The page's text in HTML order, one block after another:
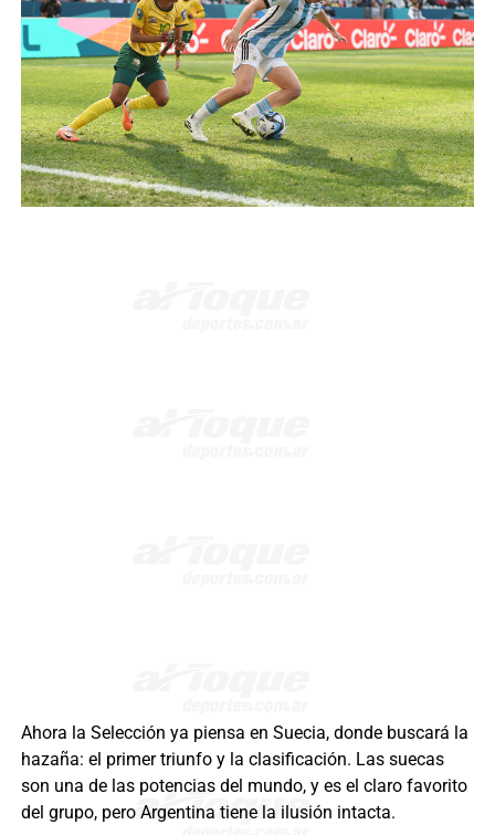
Ahora la Selección ya piensa en Suecia, donde buscará la
hazaña: el primer triunfo y la clasificación. Las suecas
son una de las potencias del mundo, y es el claro favorito
del grupo, pero Argentina tiene la ilusión intacta.